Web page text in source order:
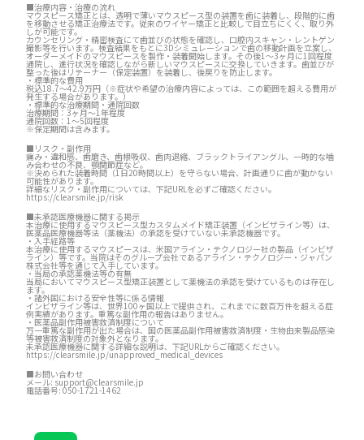
■治療内容・治療の流れ
マウスピース矯正とは、透明で薄いマウスピース型の装置を歯に装着し、段階的に歯
を移動させる矯正治療法です。従来のワイヤー矯正と比較して目立ちにくく、取り外
しが可能です。
カウンセリング・精密検査にて歯並びの状態を確認し、口腔内スキャン・レントゲン
撮影等を行います。検査結果をもとに3Dシミュレーションで歯の移動計画を立案し、
オーダーメイドのマウスピースを製作・装着開始します。その後1～3ヶ月に1回程度
通院し、進行状況を確認しながら新しいマウスピースに交換していきます。歯並びが
整った後はリテーナー（保定装置）を装着し、後戻りを防止します。
・標準的な費用
税込18.7～42.9万円（※症状や希望の治療内容によっては、この範囲を超える費用が
発生する場合があります。）
・標準的な治療期間・通院回数
治療期間：3ヶ月～1年程度
通院回数：1～5回程度
※保定期間は含みます。
■リスク・副作用
痛み・違和感、歯磨き、歯根吸収、歯肉退縮、ブラックトライアングル、一時的な噛
み合わせの不良、顎関節症など。
※決められた装着時間（1日20時間以上）を守らない場合、計画通りに歯が動かない
可能性があります。
詳細なリスク・副作用については、下記URLを必ずご確認ください。
https://clearsmile.jp/risk
■未承認医療機器に関する掲示
本治療に使用するマウスピース型カスタムメイド矯正装置（インビザライン等）は、
医薬品医療機器等法（薬機法）の承認を受けていない未承認機器です。
・入手経路等
本治療に使用するマウスピースは、米国アライン・テクノロジー社の製品（インビザ
ライン）等です。当院はそのグループ会社であるアライン・テクノロジー・ジャパン
株式会社等を通じて入手しています。
・当局の承認薬機法等の有無
当局においてマウスピース型矯正装置として薬機法の承認を受けているものは存在し
ます。
・諸外国における安全性等に係る情報
インビザライン等は、世界100ヶ国以上で提供され、これまでに数百万件を超える症
例実績があります。重篤な副作用の報告はありません。
・医薬品副作用被害救済制度について
万一重篤な副作用が出た場合は、国の医薬品副作用被害救済制度・生物由来製品感染
等被害救済制度の対象外となります。
未承認医療機器に関する詳細な説明は、下記URLからご確認ください。
https://clearsmile.jp/unapproved_medical_devices
■お問い合わせ
メール: support@clearsmile.jp
電話番号: 050-1721-1462